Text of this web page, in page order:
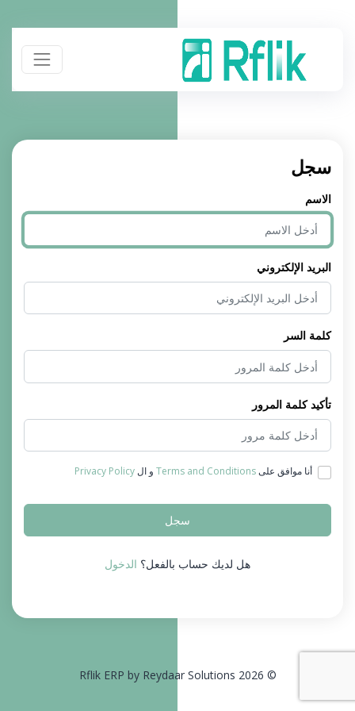
سجل
الاسم
البريد الإلكتروني
كلمة السر
تأكيد كلمة المرور
أنا موافق علىTerms and Conditions و الPrivacy Policy
سجل
هل لديك حساب بالفعل؟ الدخول
© 2026 Rflik ERP by Reydaar Solutions